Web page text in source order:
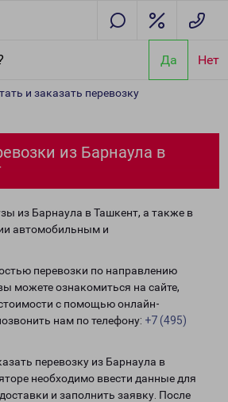
Да Нет
и заказать перевозку
из Барнаула в
из Барнаула в Ташкент, а также в
автомобильным и
перевозки по направлению
можете ознакомиться на сайте,
с помощью онлайн-
нам по телефону: +7 (495)
перевозку из Барнаула в
необходимо ввести данные для
и заполнить заявку. После